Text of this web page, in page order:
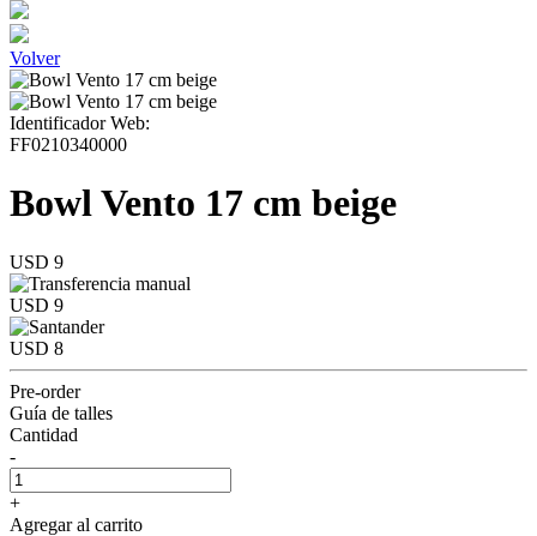
Volver
Identificador Web:
FF0210340000
Bowl Vento 17 cm beige
USD 9
USD 9
USD 8
Pre-order
Guía de talles
Cantidad
-
+
Agregar al carrito